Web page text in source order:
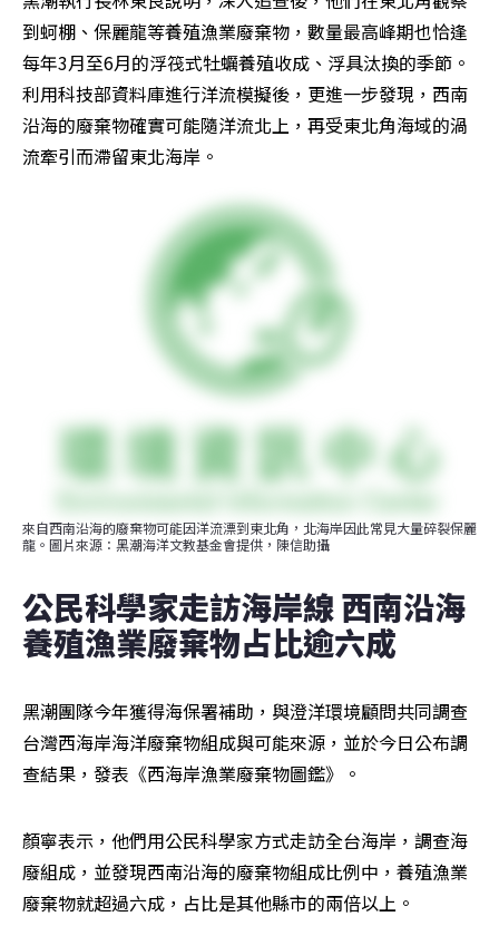
到蚵棚、保麗龍等養殖漁業廢棄物，數量最高峰期也恰逢
每年3月至6月的浮筏式牡蠣養殖收成、浮具汰換的季節。
利用科技部資料庫進行洋流模擬後，更進一步發現，西南
沿海的廢棄物確實可能隨洋流北上，再受東北角海域的渦
流牽引而滯留東北海岸。
來自西南沿海的廢棄物可能因洋流漂到東北角，北海岸因此常見大量碎裂保麗
龍。圖片來源：黑潮海洋文教基金會提供，陳信助攝
公民科學家走訪海岸線 西南沿海
養殖漁業廢棄物占比逾六成
黑潮團隊今年獲得海保署補助，與澄洋環境顧問共同調查
台灣西海岸海洋廢棄物組成與可能來源，並於今日公布調
查結果，發表《西海岸漁業廢棄物圖鑑》。
顏寧表示，他們用公民科學家方式走訪全台海岸，調查海
廢組成，並發現西南沿海的廢棄物組成比例中，養殖漁業
廢棄物就超過六成，占比是其他縣市的兩倍以上。